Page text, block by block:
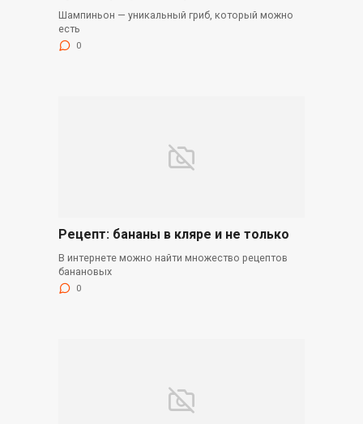
Шампиньон — уникальный гриб, который можно
есть
0
Рецепт: бананы в кляре и не только
В интернете можно найти множество рецептов
банановых
0